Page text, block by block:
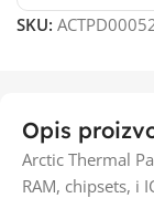
SKU:
Opis
Arctic Thermal
RAM, chipsets, i